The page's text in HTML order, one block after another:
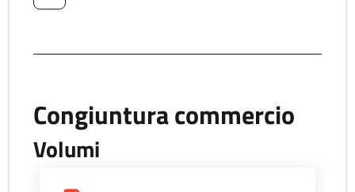
Congiuntura commercio
Volumi